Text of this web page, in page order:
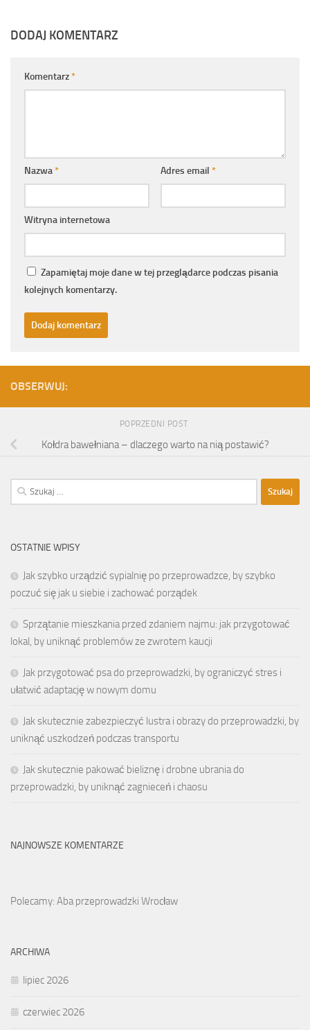
DODAJ KOMENTARZ
Komentarz*
Nazwa* Adres email *
Witryna internetowa
Zapamiętaj moje dane w tej przeglądarce podczas pisania
kolejnych komentarzy.
OBSERWUJ:
POPRZEDNI POST
Kołdra bawełniana – dlaczego warto na nią postawić?
Szukaj:
OSTATNIE WPISY
Jak szybko urządzić sypialnię po przeprowadzce, by szybko
poczuć się jak u siebie i zachować porządek
Sprzątanie mieszkania przed zdaniem najmu: jak przygotować
lokal, by uniknąć problemów ze zwrotem kaucji
Jak przygotować psa do przeprowadzki, by ograniczyć stres i
ułatwić adaptację w nowym domu
Jak skutecznie zabezpieczyć lustra i obrazy do przeprowadzki, by
uniknąć uszkodzeń podczas transportu
Jak skutecznie pakować bieliznę i drobne ubrania do
przeprowadzki, by uniknąć zagnieceń i chaosu
NAJNOWSZE KOMENTARZE
Polecamy: Aba przeprowadzki Wrocław
ARCHIWA
lipiec 2026
czerwiec 2026